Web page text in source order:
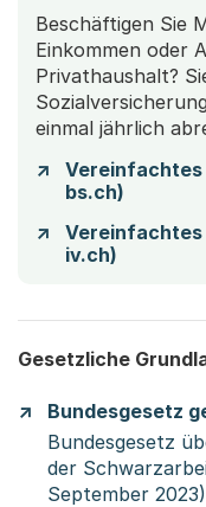
Beschäftigen Sie
Einkommen oder
Privathaushalt?
einmal jährlich
bs.ch)
iv.ch)
Gesetzliche
Bundesgesetz
Bundesgesetz
der
September 2023)